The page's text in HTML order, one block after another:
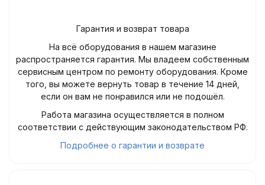
Гарантия и возврат товара
На всё оборудования в нашем магазине
распространяется гарантия. Мы владеем собственным
сервисным центром по ремонту оборудования. Кроме
того, вы можете вернуть товар в течение 14 дней,
если он вам не понравился или не подошёл.
Работа магазина осуществляется в полном
соответствии с действующим законодательством РФ.
Подробнее о гарантии и возврате